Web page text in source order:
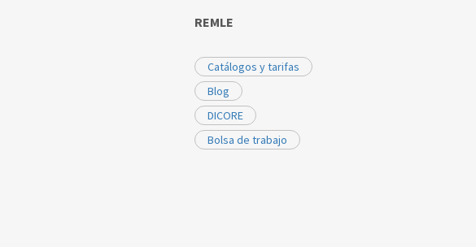
REMLE
Catálogos y tarifas
Blog
DICORE
Bolsa de trabajo